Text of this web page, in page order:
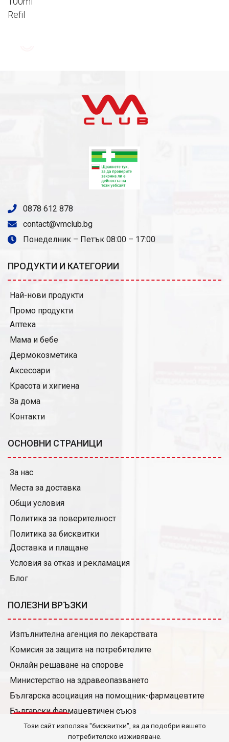
0878 612 878
contact@vmclub.bg
Понеделник – Петък 08:00 – 17:00
ПРОДУКТИ И КАТЕГОРИИ
Най-нови продукти
Промо продукти
Аптека
Мама и бебе
Дермокозметика
Аксесоари
Красота и хигиена
За дома
Контакти
ОСНОВНИ СТРАНИЦИ
За нас
Места за доставка
Общи условия
Политика за поверителност
Политика за бисквитки
Доставка и плащане
Условия за отказ и рекламация
Блог
ПОЛЕЗНИ ВРЪЗКИ
Изпълнителна агенция по лекарствата
Комисия за защита на потребителите
Онлайн решаване на спорове
Министерство на здравеопазването
Българска асоциация на помощник-фармацевтите
Български фармацевтичен съюз
Условия за издаване и ползване на карта за отстъпки
Този сайт използва "бисквитки", за да подобри вашето
потребителско изживяване.